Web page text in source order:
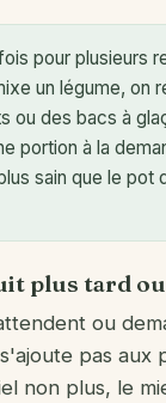
pour plusieurs
un légume, on
ou des bacs à
portion à la
sain que le pot
plus tard
ou
pas aux
non plus, le